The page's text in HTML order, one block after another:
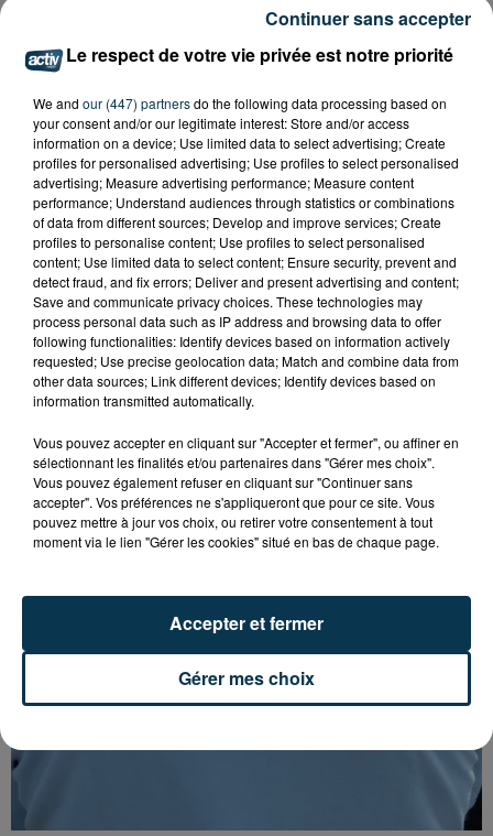
TOUTE LA JOURNÉE SUR L'A47 ?
AVEC LE MAILLOT DE L'ASSE DANS...
Le respect de votre vie privée est notre priorité
We and our (447) partnersdo the following data processing based on
your consent and/or our legitimate interest: Store and/or access
information on a device; Use limited data to select advertising; Create
profiles for personalised advertising; Use profiles to select personalised
advertising; Measure advertising performance; Measure content
performance; Understand audiences through statistics or combinations
of data from different sources; Develop and improve services; Create
profiles to personalise content; Use profiles to select personalised
content; Use limited data to select content; Ensure security, prevent and
detect fraud, and fix errors; Deliver and present advertising and content;
Save and communicate privacy choices. These technologies may
process personal data such as IP address and browsing data to offer
following functionalities: Identify devices based on information actively
requested; Use precise geolocation data; Match and combine data from
other data sources; Link different devices; Identify devices based on
information transmitted automatically.
Vous pouvez accepter en cliquant sur "Accepter et fermer", ou affiner en
sélectionnant les finalités et/ou partenaires dans "Gérer mes choix".
Vous pouvez également refuser en cliquant sur "Continuer sans
accepter". Vos préférences ne s'appliqueront que pour ce site. Vous
pouvez mettre à jour vos choix, ou retirer votre consentement à tout
moment via le lien "Gérer les cookies" situé en bas de chaque page.
Gérer mes choix
Accepter et fermer
Continuer sans accepter